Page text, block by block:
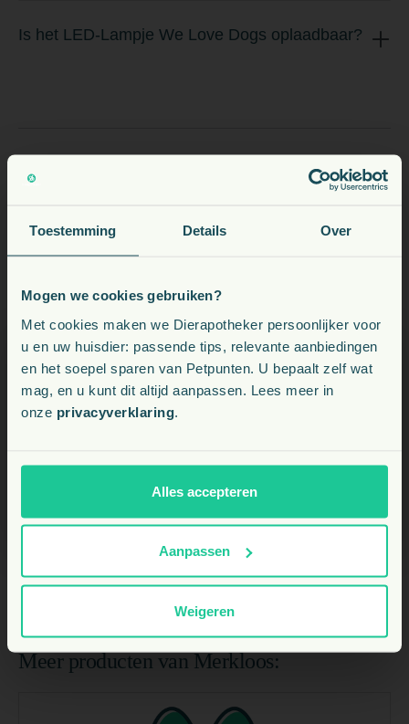
Toestemming Details Over
Mogen we cookies gebruiken?
Met cookies maken we Dierapotheker persoonlijker voor
u en uw huisdier: passende tips, relevante aanbiedingen
en het soepel sparen van Petpunten. U bepaalt zelf wat
mag, en u kunt dit altijd aanpassen. Lees meer in
onze privacyverklaring
Alles accepteren
Aanpassen
Weigeren
Is het LED-Lampje We Love Dogs oplaadbaar?
Meer producten van Merkloos:
Kies uw land:
NL